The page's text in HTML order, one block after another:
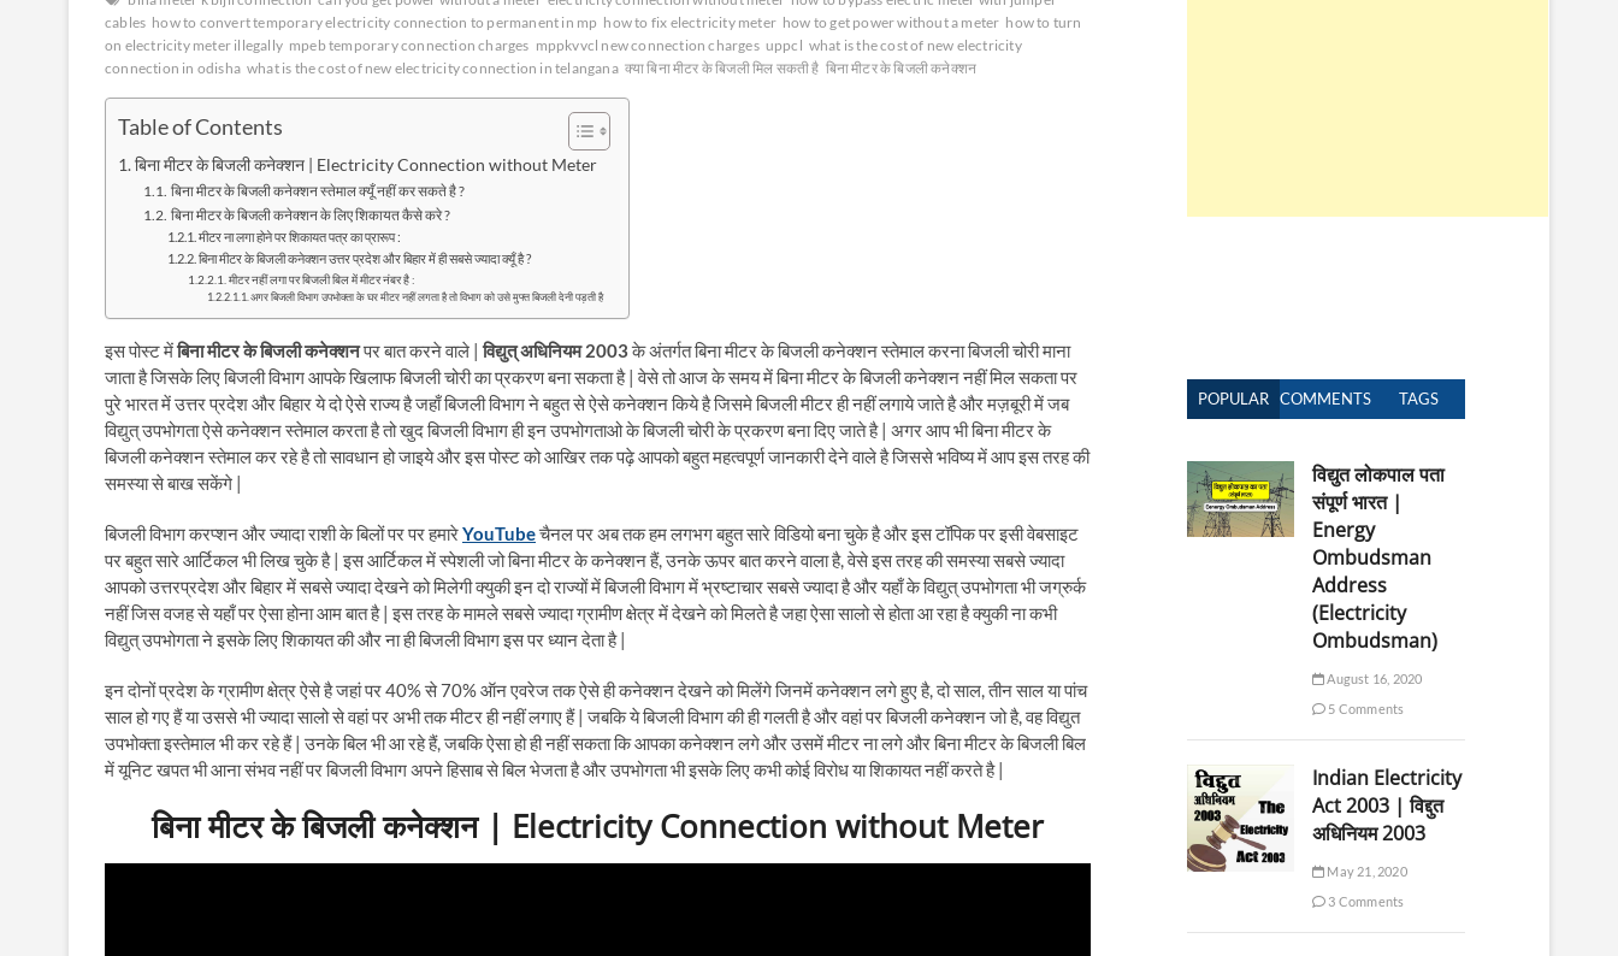
cables how to convert temporary electricity connection to permanent in mp how to fix electricity meter how to get power without a meter how to turn
on electricity meter illegally mpeb temporary connection charges mppkvvcl new connection charges uppcl what is the cost of new electricity
connection in odisha what is the cost of new electricity connection in telangana क्या बिना मीटर के बिजली मिल सकती है बिना मीटर के बिजली कनेक्शन
Table of Contents
बिना मीटर के बिजली कनेक्शन | Electricity Connection without Meter
बिना मीटर के बिजली कनेक्शन स्तेमाल क्यूँ नहीं कर सकते है ?
बिना मीटर के बिजली कनेक्शन के लिए शिकायत कैसे करे ?
मीटर ना लगा होने पर शिकायत पत्र का प्रारूप :
बिना मीटर के बिजली कनेक्शन उत्तर प्रदेश और बिहार में ही सबसे ज्यादा क्यूँ है ?
मीटर नहीं लगा पर बिजली बिल में मीटर नंबर है :
अगर बिजली विभाग उपभोक्ता के घर मीटर नहीं लगता है तो विभाग को उसे मुफ्त बिजली देनी पड़ती है
इस पोस्ट मेंबिना मीटर के बिजली कनेक्शनपर बात करने वाले |विद्युत् अधिनियम 2003के अंतर्गत बिना मीटर के बिजली कनेक्शन स्तेमाल करना बिजली चोरी माना
जाता है जिसके लिए बिजली विभाग आपके खिलाफ बिजली चोरी का प्रकरण बना सकता है | वेसे तो आज के समय में बिना मीटर के बिजली कनेक्शन नहीं मिल सकता पर
पुरे भारत में उत्तर प्रदेश और बिहार ये दो ऐसे राज्य है जहाँ बिजली विभाग ने बहुत से ऐसे कनेक्शन किये है जिसमे बिजली मीटर ही नहीं लगाये जाते है और मज़बूरी में जब
विद्युत् उपभोगता ऐसे कनेक्शन स्तेमाल करता है तो खुद बिजली विभाग ही इन उपभोगताओ के बिजली चोरी के प्रकरण बना दिए जाते है | अगर आप भी बिना मीटर के
बिजली कनेक्शन स्तेमाल कर रहे है तो सावधान हो जाइये और इस पोस्ट को आखिर तक पढ़े आपको बहुत महत्वपूर्ण जानकारी देने वाले है जिससे भविष्य में आप इस तरह की
समस्या से बाख सकेंगे |
बिजली विभाग करप्शन और ज्यादा राशी के बिलों पर पर हमारेYouTubeचैनल पर अब तक हम लगभग बहुत सारे विडियो बना चुके है और इस टॉपिक पर इसी वेबसाइट
पर बहुत सारे आर्टिकल भी लिख चुके है | इस आर्टिकल में स्पेशली जो बिना मीटर के कनेक्शन हैं, उनके ऊपर बात करने वाला है, वेसे इस तरह की समस्या सबसे ज्यादा
आपको उत्तरप्रदेश और बिहार में सबसे ज्यादा देखने को मिलेगी क्युकी इन दो राज्यों में बिजली विभाग में भ्रष्टाचार सबसे ज्यादा है और यहाँ के विद्युत् उपभोगता भी जग्रुर्क
नहीं जिस वजह से यहाँ पर ऐसा होना आम बात है | इस तरह के मामले सबसे ज्यादा ग्रामीण क्षेत्र में देखने को मिलते है जहा ऐसा सालो से होता आ रहा है क्युकी ना कभी
विद्युत् उपभोगता ने इसके लिए शिकायत की और ना ही बिजली विभाग इस पर ध्यान देता है |
इन दोनों प्रदेश के ग्रामीण क्षेत्र ऐसे है जहां पर 40% से 70% ऑन एवरेज तक ऐसे ही कनेक्शन देखने को मिलेंगे जिनमें कनेक्शन लगे हुए है, दो साल, तीन साल या पांच
साल हो गए हैं या उससे भी ज्यादा सालो से वहां पर अभी तक मीटर ही नहीं लगाए हैं | जबकि ये बिजली विभाग की ही गलती है और वहां पर बिजली कनेक्शन जो है, वह विद्युत
उपभोक्ता इस्तेमाल भी कर रहे हैं | उनके बिल भी आ रहे हैं, जबकि ऐसा हो ही नहीं सकता कि आपका कनेक्शन लगे और उसमें मीटर ना लगे और बिना मीटर के बिजली बिल
में यूनिट खपत भी आना संभव नहीं पर बिजली विभाग अपने हिसाब से बिल भेजता है और उपभोगता भी इसके लिए कभी कोई विरोध या शिकायत नहीं करते है |
बिना मीटर के बिजली कनेक्शन | Electricity Connection without Meter
POPULAR COMMENTS TAGS
विद्युत लोकपाल पता
संपूर्ण भारत |
Energy
Ombudsman
Address
(Electricity
Ombudsman)
August 16, 2020
5 Comments
Indian Electricity
Act 2003 | विद्दुत
अधिनियम 2003
May 21, 2020
3 Comments